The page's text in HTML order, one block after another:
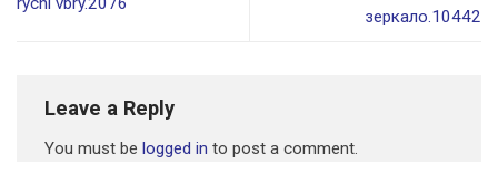
зеркало.10442
Leave a Reply
You must be logged in to post a comment.